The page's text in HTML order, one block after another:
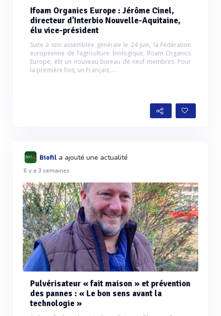
Ifoam Organics Europe : Jérôme Cinel,
directeur d’Interbio Nouvelle-Aquitaine,
élu vice-président
Suite à son assemblée générale le 24 juin, la Fédération
européenne de l’agriculture biologique, Ifoam Organics
Europe, élit un nouveau bureau de neuf membres. Pour
la première fois, un Français,...
Biofil a ajouté une actualité
Il y a 3 semaines
Pulvérisateur « fait maison » et prévention
des pannes : « Le bon sens avant la
technologie »